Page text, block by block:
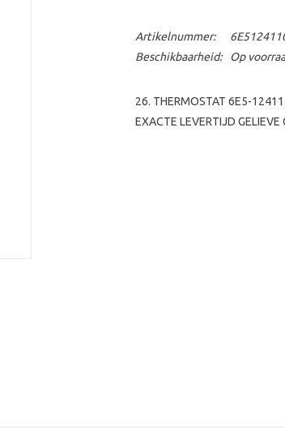
Artikelnummer:
Beschikbaarheid:
Op
26. THERMOSTAT 6E5-
EXACTE LEVERTIJD